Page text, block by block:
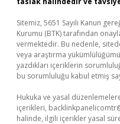
Sitemiz, 5651 Sayılı Kanun
Kurumu (BTK) tarafından
vermektedir. Bu nedenle,
veya araştırma
yazdıkları içeriklerin
bu sorumluluğu kabul etmiş
Hukuka ve yasal
içerikleri,
halinde, ilgili içerikler yasal